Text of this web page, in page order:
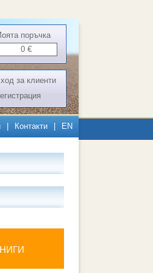
поръчка
0 €
за клиенти
Контакти EN